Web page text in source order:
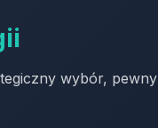
wybór, pewny